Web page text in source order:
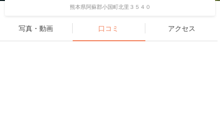
熊本県阿蘇郡小国町北里３５４０
写真・動画 口コミ アクセス